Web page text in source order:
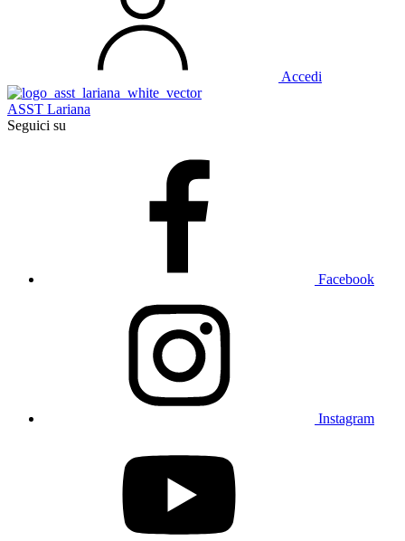
Accedi
ASST Lariana
Seguici su
Facebook
Instagram